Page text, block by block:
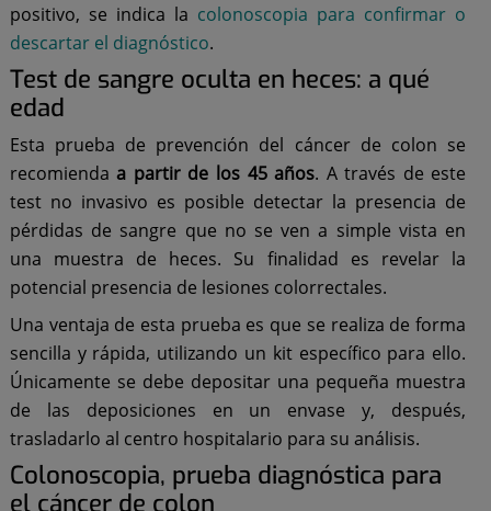
positivo, se indica la colonoscopia para confirmar o
descartar el diagnóstico.
Test de sangre oculta en heces: a qué
edad
Esta prueba de prevención del cáncer de colon se
recomiendaa partir de los 45 años. A través de este
test no invasivo es posible detectar la presencia de
pérdidas de sangre que no se ven a simple vista en
una muestra de heces. Su finalidad es revelar la
potencial presencia de lesiones colorrectales.
Una ventaja de esta prueba es que se realiza de forma
sencilla y rápida, utilizando un kit específico para ello.
Únicamente se debe depositar una pequeña muestra
de las deposiciones en un envase y, después,
trasladarlo al centro hospitalario para su análisis.
Colonoscopia, prueba diagnóstica para
el cáncer de colon